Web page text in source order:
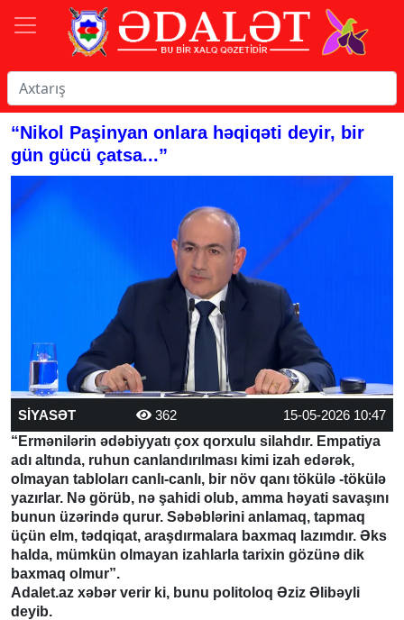
“Nikol Paşinyan onlara həqiqəti deyir, bir
gün gücü çatsa...”
SİYASƏT 362
15-05-2026 10:47
“Ermənilərin ədəbiyyatı çox qorxulu silahdır. Empatiya
adı altında, ruhun canlandırılması kimi izah edərək,
olmayan tabloları canlı-canlı, bir növ qanı tökülə -tökülə
yazırlar. Nə görüb, nə şahidi olub, amma həyati savaşını
bunun üzərində qurur. Səbəblərini anlamaq, tapmaq
üçün elm, tədqiqat, araşdırmalara baxmaq lazımdır. Əks
halda, mümkün olmayan izahlarla tarixin gözünə dik
baxmaq olmur”.
Adalet.az xəbər verir ki, bunu politoloq Əziz Əlibəyli
deyib.